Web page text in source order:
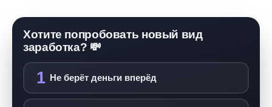
Хотите попробовать новый вид
заработка? 💸
1 Не берёт деньги вперёд